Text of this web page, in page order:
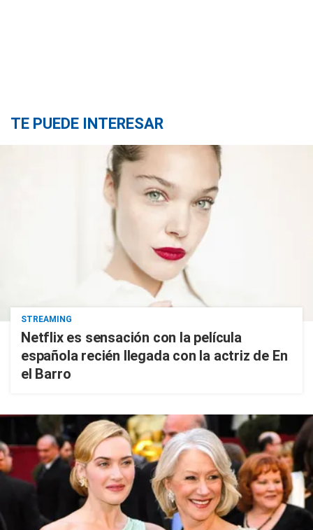
TE PUEDE INTERESAR
STREAMING
Netflix es sensación con la película
española recién llegada con la actriz de En
el Barro